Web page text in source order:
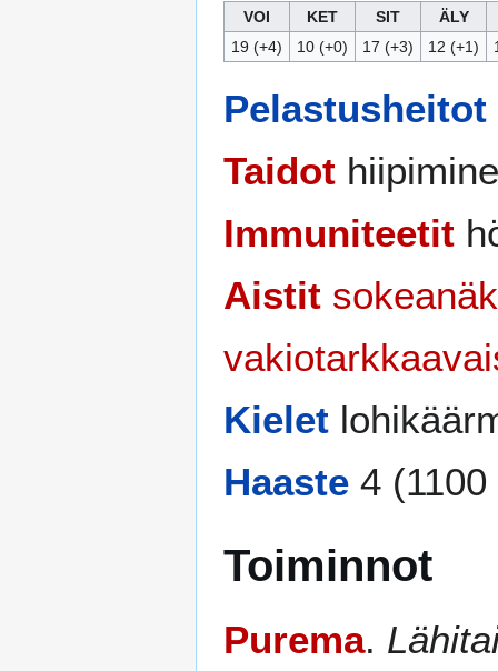
VOI KET SIT
ÄLY
19 (+4)
10 (+0) 17 (+3) 12 (+1)
Pelastusheitot
Taidot
Immuniteetit
Aistit
Kielet
Haaste 4 (1100
Toiminnot
Purema.